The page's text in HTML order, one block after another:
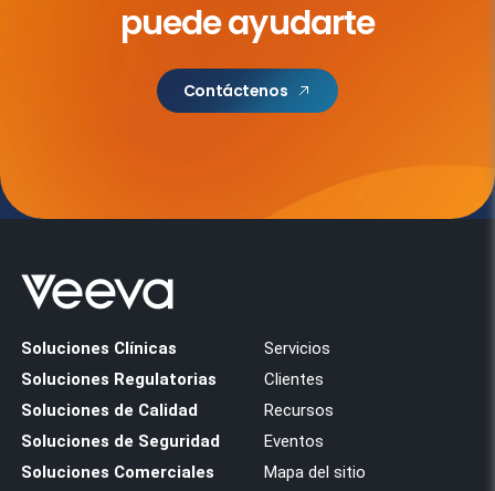
puede ayudarte
Contáctenos
Soluciones Clínicas
Soluciones Regulatorias
Soluciones de Calidad
Soluciones de Seguridad
Soluciones Comerciales
Servicios
Clientes
Recursos
Eventos
Mapa del sitio